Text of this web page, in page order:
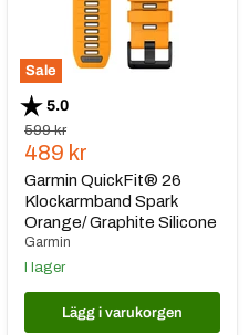
Sale
Betyg:
5.0
Ursprungspris
599 kr
Nuvarande
pris
489 kr
Garmin QuickFit® 26
Klockarmband Spark
Orange/ Graphite Silicone
Garmin
I lager
Lägg i varukorgen